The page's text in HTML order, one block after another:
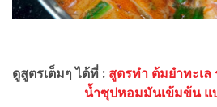
ดูสูตรเต็มๆ ได้ที่ : สูตรทำ ต้มยำทะเ
น้ำซุปหอมมันเข้มข้น แ